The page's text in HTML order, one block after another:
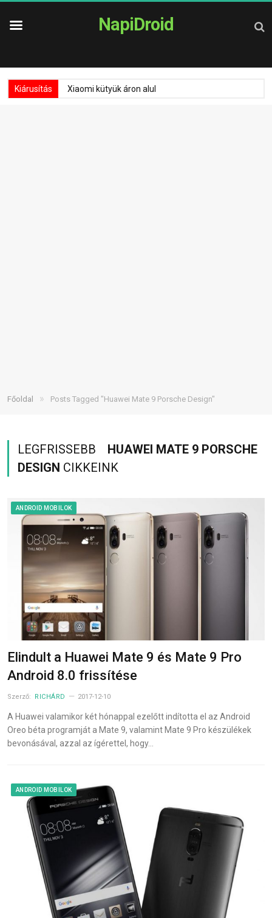
NapiDroid
Kiárusítás Xiaomi kütyük áron alul
Főoldal » Posts Tagged "Huawei Mate 9 Porsche Design"
LEGFRISSEBB
HUAWEI MATE 9 PORSCHE
DESIGN CIKKEINK
ANDROID MOBILOK
Elindult a Huawei Mate 9 és Mate 9 Pro
Android 8.0 frissítése
Szerző: RICHÁRD 2017-12-10
A Huawei valamikor két hónappal ezelőtt indította el az Android
Oreo béta programját a Mate 9, valamint Mate 9 Pro készülékek
bevonásával, azzal az ígérettel, hogy…
ANDROID MOBILOK